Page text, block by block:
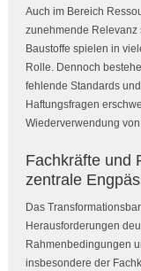
Auch im Bereich
zunehmende Relevanz
Baustoffe spielen in
Rolle. Dennoch
fehlende Standards
Haftungsfragen
Wiederverwendung
Fachkräfte und
zentrale
Das
Herausforderungen
Rahmenbedingungen
insbesondere der